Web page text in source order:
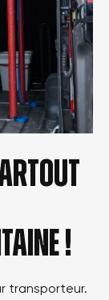
!
transporteur.